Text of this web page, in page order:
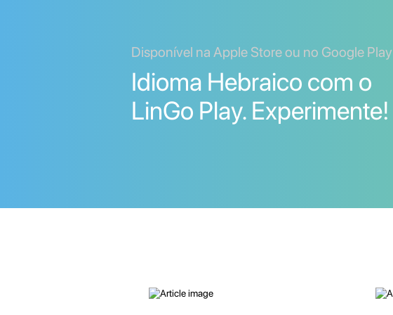
Disponível na Apple Store ou no Google Play
Idioma Hebraico com o
LinGo Play. Experimente!